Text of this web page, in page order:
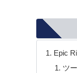
Epic
ツ